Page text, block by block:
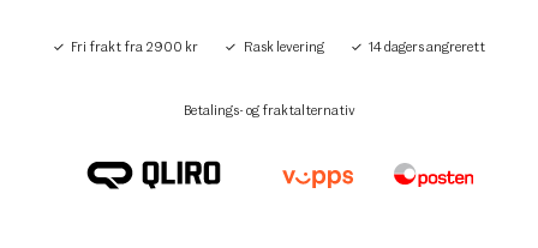
Fri frakt fra 2900 kr Rask levering 14 dagers angrerett
Betalings- og fraktalternativ